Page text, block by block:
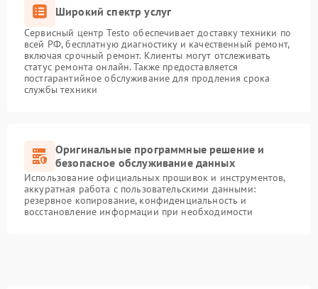
Широкий спектр услуг
Сервисный центр Testo обеспечивает доставку техники по
всей РФ, бесплатную диагностику и качественный ремонт,
включая срочный ремонт. Клиенты могут отслеживать
статус ремонта онлайн. Также предоставляется
постгарантийное обслуживание для продления срока
службы техники
Оригинальные программные решение и
безопасное обслуживание данных
Использование официальных прошивок и инструментов,
аккуратная работа с пользовательскими данными:
резервное копирование, конфиденциальность и
восстановление информации при необходимости